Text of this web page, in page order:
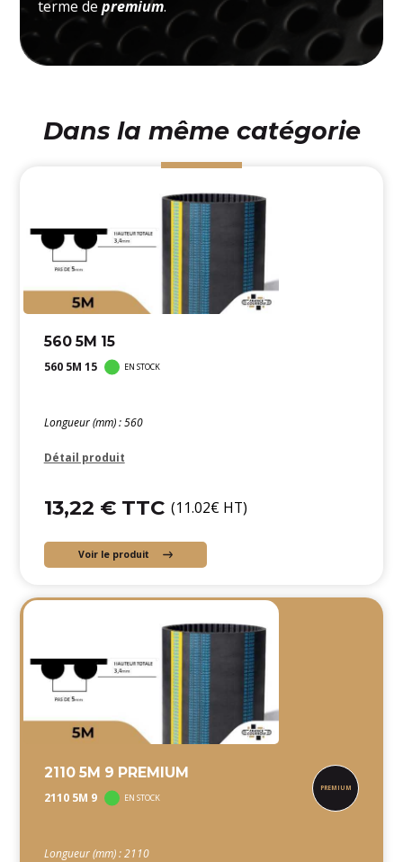
terme depremium.
Dans la même catégorie
560 5M 15
560 5M 15 EN STOCK
Longueur (mm) : 560
Détail produit
13,22 € TTC (11.02€ HT)
Voir le produit
2110 5M 9 PREMIUM
2110 5M 9 EN STOCK
Longueur (mm) : 2110